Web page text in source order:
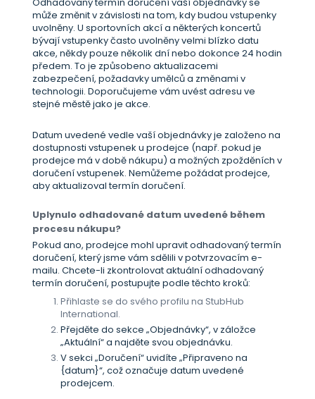
může změnit v závislosti na tom, kdy budou vstupenky
uvolněny. U sportovních akcí a některých koncertů
bývají vstupenky často uvolněny velmi blízko datu
akce, někdy pouze několik dní nebo dokonce 24 hodin
předem. To je způsobeno aktualizacemi
zabezpečení, požadavky umělců a změnami v
technologii. Doporučujeme vám uvést adresu ve
stejné městě jako je akce.
Datum uvedené vedle vaší objednávky je založeno na
dostupnosti vstupenek u prodejce (např. pokud je
prodejce má v době nákupu) a možných zpožděních v
doručení vstupenek. Nemůžeme požádat prodejce,
aby aktualizoval termín doručení.
Uplynulo odhadované datum uvedené během
procesu nákupu?
Pokud ano, prodejce mohl upravit odhadovaný termín
doručení, který jsme vám sdělili v potvrzovacím e-
mailu. Chcete-li zkontrolovat aktuální odhadovaný
termín doručení, postupujte podle těchto kroků:
Přihlaste se do svého profilu na StubHub
International.
Přejděte do sekce „Objednávky“, v záložce
„Aktuální“ a najděte svou objednávku.
V sekci „Doručení“ uvidíte „Připraveno na
{datum}“, což označuje datum uvedené
prodejcem.